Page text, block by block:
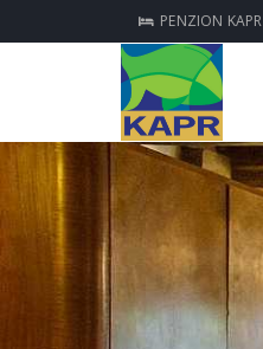
PENZION KAPR